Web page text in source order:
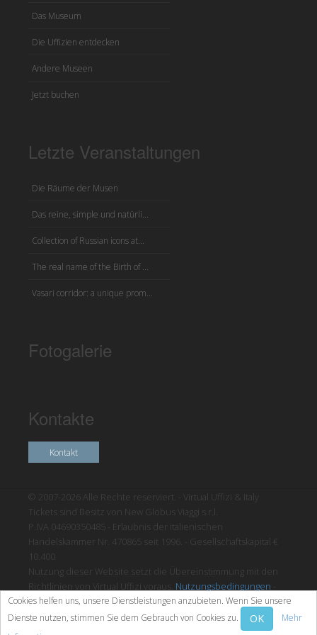
Das Museum
Die Uffizien entdecken
Andere Museen
Jetzt buchen
Letzte Veranstaltungen
Die Räume der Musen
Das reine, simple und natürli...
Collection of Russian icons at...
The real name of the Birth of ...
Vasari corridor: a unique prom...
Fotogalerie
Kontakte
Kontakt
© 2007-2026 Alle Rechte reserviert. - Virtual Uffizi & Italy
Tickets sind Besitz von New Globus Viaggi s.r.l.
P.IVA 04690350485 - Erlaubnis der italienischen
Handelskammer Nr. 470865 seit 1996. - Gesellschaftskapital €
10.400
Nutzung dieser Website setzt die Übereinstimmung mit den
Richtlinien von Virtual Uffizi voraus. Nutzungsbedingungen
Datenschutzrichtlinien
Cookies helfen uns, unsere Dienstleistungen anzubieten. Wenn Sie unsere
Dienste nutzen, stimmen Sie dem Gebrauch von Cookies zu.
OK
Mehr